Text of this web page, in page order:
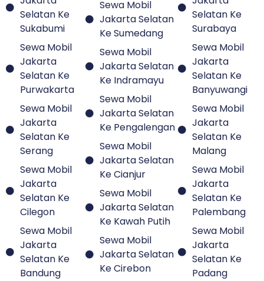
Selatan Ke
Sukabumi
Sewa Mobil
Jakarta
Selatan Ke
Purwakarta
Sewa Mobil
Jakarta
Selatan Ke
Serang
Sewa Mobil
Jakarta
Selatan Ke
Cilegon
Sewa Mobil
Jakarta
Selatan Ke
Bandung
Sewa Mobil
Jakarta Selatan
Ke Sumedang
Sewa Mobil
Jakarta Selatan
Ke Indramayu
Sewa Mobil
Jakarta Selatan
Ke Pengalengan
Sewa Mobil
Jakarta Selatan
Ke Cianjur
Sewa Mobil
Jakarta Selatan
Ke Kawah Putih
Sewa Mobil
Jakarta Selatan
Ke Cirebon
Selatan Ke
Surabaya
Sewa Mobil
Jakarta
Selatan Ke
Banyuwangi
Sewa Mobil
Jakarta
Selatan Ke
Malang
Sewa Mobil
Jakarta
Selatan Ke
Palembang
Sewa Mobil
Jakarta
Selatan Ke
Padang